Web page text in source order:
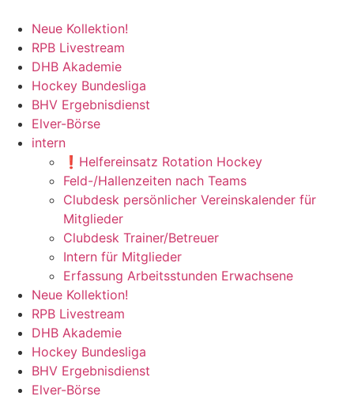
Neue Kollektion!
RPB Livestream
DHB Akademie
Hockey Bundesliga
BHV Ergebnisdienst
Elver-Börse
intern
❗️Helfereinsatz Rotation Hockey
Feld-/Hallenzeiten nach Teams
Clubdesk persönlicher Vereinskalender für
Mitglieder
Clubdesk Trainer/Betreuer
Intern für Mitglieder
Erfassung Arbeitsstunden Erwachsene
Neue Kollektion!
RPB Livestream
DHB Akademie
Hockey Bundesliga
BHV Ergebnisdienst
Elver-Börse